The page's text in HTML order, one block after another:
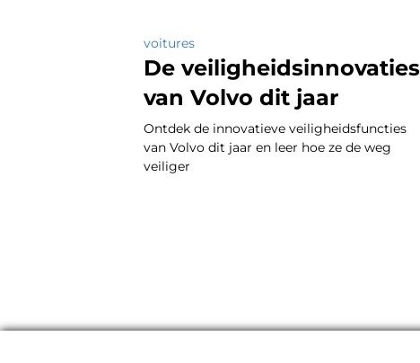
voitures
De veiligheidsinnovaties
van Volvo dit jaar
Ontdek de innovatieve veiligheidsfuncties
van Volvo dit jaar en leer hoe ze de weg
veiliger